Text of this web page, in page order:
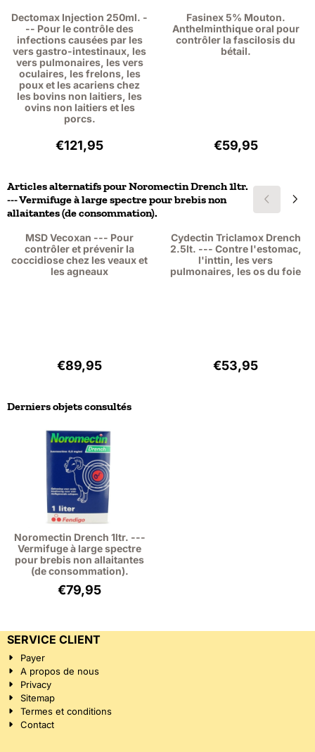
Dectomax Injection 250ml. -
-- Pour le contrôle des
infections causées par les
vers gastro-intestinaux, les
vers pulmonaires, les vers
oculaires, les frelons, les
poux et les acariens chez
les bovins non laitiers, les
ovins non laitiers et les
porcs.
Prix: 121,95, hors TVA : 111,88
€121,95
Fasinex 5% Mouton.
Anthelminthique oral pour
contrôler la fascilosis du
bétail.
Prix: 59,95, hors
€59,95
Articles alternatifs pourNoromectin Drench 1ltr.
--- Vermifuge à large spectre pour brebis non
allaitantes (de consommation).
MSD Vecoxan --- Pour
contrôler et prévenir la
coccidiose chez les veaux et
les agneaux
Prix: 89,95, hors TVA : 82,52
€89,95
Cydectin Triclamox Drench
2.5lt. --- Contre l'estomac,
l'inttin, les vers
pulmonaires, les os du foie
Prix: 53,95, hors
€53,95
Derniers objets consultés
Noromectin Drench 1ltr. ---
Vermifuge à large spectre
pour brebis non allaitantes
(de consommation).
€79,95
SERVICE CLIENT
Payer
A propos de nous
Privacy
Sitemap
Termes et conditions
Contact